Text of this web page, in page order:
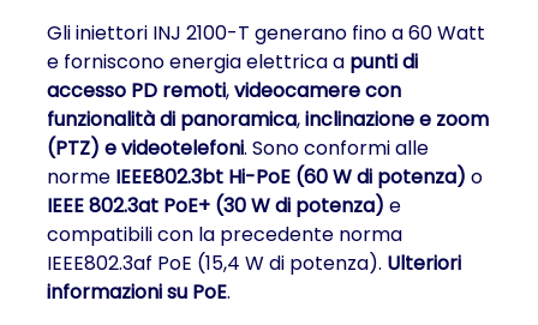
Gli iniettori INJ 2100-T generano fino a 60 Watt
e forniscono energia elettrica a punti di
accesso PD remoti,videocamere con
funzionalità di panoramica,inclinazione e zoom
(PTZ) e videotelefoni. Sono conformi alle
norme IEEE802.3bt Hi-PoE (60 W di potenza) o
IEEE 802.3at PoE+ (30 W di potenza) e
compatibili con la precedente norma
IEEE802.3af PoE (15,4 W di potenza). Ulteriori
informazioni su PoE.